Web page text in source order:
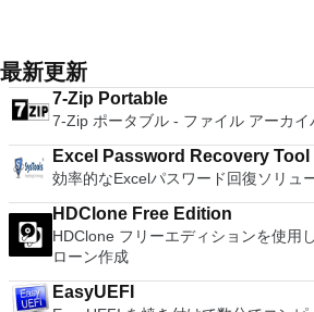
ダウンロード
Although it is a free suite, WPS Office
many innovative features, including a
adjustment tool int he Writer
converter, automatic spell checking
It also has some neat tools such as
document, and converting
support. Overall, WPS Office 2016 Free is a good alternative
to Microsoft's offering. The Writer
processor; the Presentation program
effective slide show maker that helps
multimedia presentations; and the
both a flexible and a powerful
system resources. So, if you need a
which is easy to master and supports remote Telnet or SSH
host connections then Tera Term is a
anywhere on VMware software.
Support - Drag and drop VMs
Restricted and Encrypted VMs -
enhancements. Expiring Virtual
virtual machines. Latest Hardware
Haswell CPU support. Enterprise
16 vCPUs, 8TB virtual disks, and
IPv6 Support - IPv6-to-IPv4 NAT
Machine Video Memory - Up to 2GB.
USB 3.0, Bluetooth, HD audio,
VMware Workstation Pro is a perfect
最新更新
7-Zip Portable
7-Zip ポータブル - ファイル アーカイ
Excel Password Recovery
効率的なExcelパスワード回復ソリュ
HDClone Free Edition
HDClone フリーエディションを使用
ローン作成
EasyUEFI